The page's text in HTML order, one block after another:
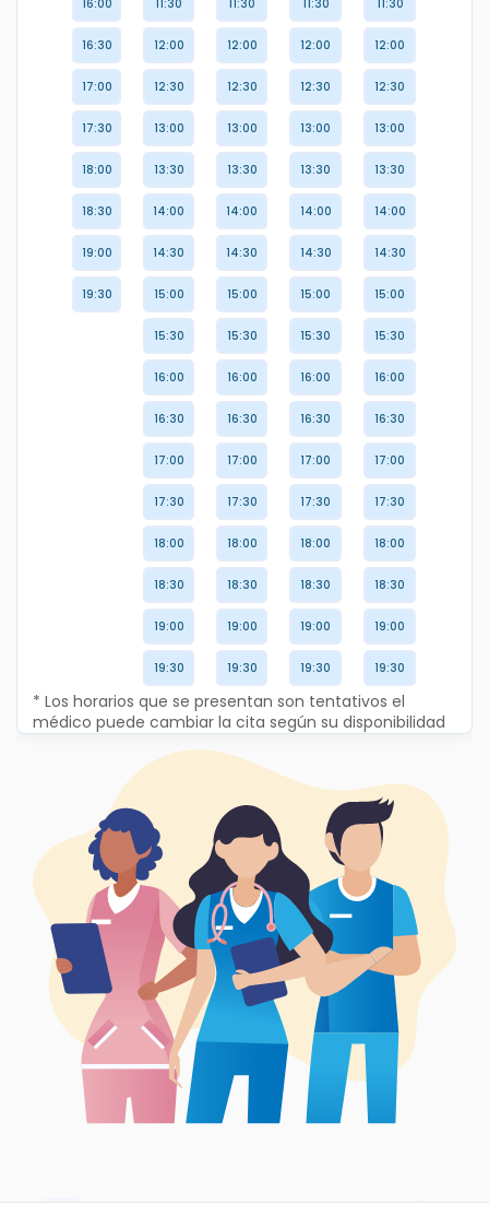
16:00
16:30
17:00
17:30
18:00
18:30
19:00
19:30
11:30
12:00
12:30
13:00
13:30
14:00
14:30
15:00
15:30
16:00
16:30
17:00
17:30
18:00
18:30
19:00
19:30
11:30
12:00
12:30
13:00
13:30
14:00
14:30
15:00
15:30
16:00
16:30
17:00
17:30
18:00
18:30
19:00
19:30
11:30
12:00
12:30
13:00
13:30
14:00
14:30
15:00
15:30
16:00
16:30
17:00
17:30
18:00
18:30
19:00
19:30
11:30
12:00
12:30
13:00
13:30
14:00
14:30
15:00
15:30
16:00
16:30
17:00
17:30
18:00
18:30
19:00
19:30
* Los horarios que se presentan son tentativos el
médico puede cambiar la cita según su disponibilidad